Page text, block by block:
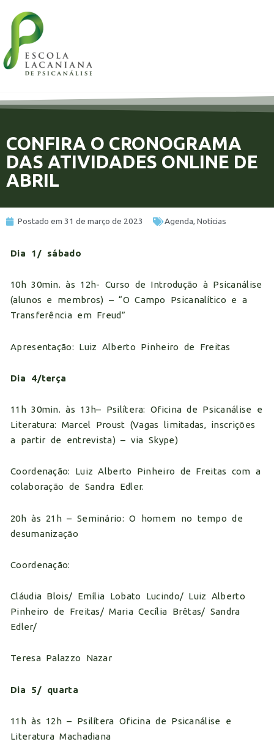
CONFIRA O CRONOGRAMA
DAS ATIVIDADES ONLINE DE
ABRIL
Postado em 31 de março de 2023 Agenda, Notícias
Dia 1/ sábado
10h 30min. às 12h- Curso de Introdução à Psicanálise
(alunos e membros) – “O Campo Psicanalítico e a
Transferência em Freud”
Apresentação: Luiz Alberto Pinheiro de Freitas
Dia 4/terça
11h 30min. às 13h– Psilítera: Oficina de Psicanálise e
Literatura: Marcel Proust (Vagas limitadas, inscrições
a partir de entrevista) – via Skype)
Coordenação: Luiz Alberto Pinheiro de Freitas com a
colaboração de Sandra Edler.
20h às 21h – Seminário: O homem no tempo de
desumanização
Coordenação:
Cláudia Blois/ Emília Lobato Lucindo/ Luiz Alberto
Pinheiro de Freitas/ Maria Cecília Brêtas/ Sandra
Edler/
Teresa Palazzo Nazar
Dia 5/ quarta
11h às 12h – Psilítera Oficina de Psicanálise e
Literatura Machadiana